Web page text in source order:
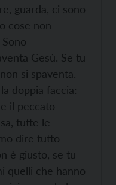
guarda, ci sono
cose non
Gesù. Se tu
si spaventa.
doppia faccia:
il peccato
tutte le
dire tutto
è giusto, se tu
quelli che hanno